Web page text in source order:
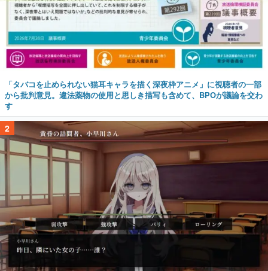
「タバコを止められない猫耳キャラを描く深夜枠アニメ」に視聴者の一部
から批判意見。違法薬物の使用と思しき描写も含めて、BPOが議論を交わ
す
2